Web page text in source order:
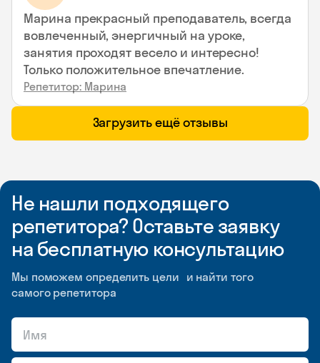
Марина прекрасный преподаватель, всегда
вовлеченный, энергичный на уроке,
занятия проходят весело и интересно!
Только положительное впечатление.
Репетитор: Марина
Загрузить ещё отзывы
Не нашли подходящего
репетитора? Оставьте заявку
на бесплатную консультацию
Мы поможем определить цели и найти того
самого репетитора